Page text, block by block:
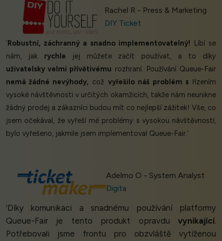
Rachel R - Press & Marketing
DIY Ticket
‘Robustní, záchranný a snadno implementovatelný! Líbí se
nám, jak rychle jej můžete začít používat, a to díky
uživatelsky velmi přívětivému rozhraní. Používání Queue-Fair
nemá žádné nevýhody, což vyřešilo náš problém sřízením
vysoké návštěvnosti v určitých okamžicích, takže nám neunikne
žádný prodej a zákazníci budou mít co nejlepší zážitek! Vše, co
jsem očekával, že vyřeší mé problémy s vysokou návštěvností,
bylo vyřešeno, jakmile jsem implementoval Queue-Fair.’
Adelmo O - System Analyst
Digita
‘Díky komunikaci a snadnému používání platformy
Queue-Fair je tento produkt opravdu vynikající.
Potřebovali jsme frontu pro obzvláště vytíženou